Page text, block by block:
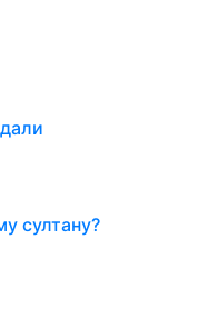
султану?